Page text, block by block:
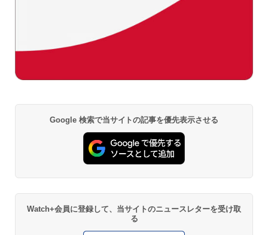
Google 検索で当サイトの記事を優先表示させる
Watch+会員に登録して、当サイトのニュースレターを受け取
る